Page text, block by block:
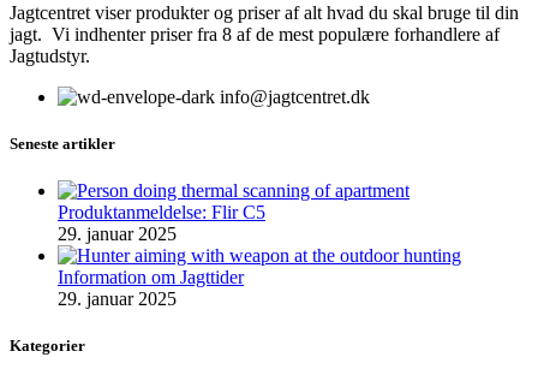
Jagtcentret viser produkter og priser af alt hvad du skal bruge til din
jagt. Vi indhenter priser fra 8 af de mest populære forhandlere af
Jagtudstyr.
info@jagtcentret.dk
Seneste artikler
Produktanmeldelse: Flir C5
29. januar 2025
Information om Jagttider
29. januar 2025
Kategorier